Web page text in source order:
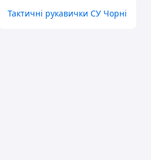
Тактичні рукавички СУ Чорні